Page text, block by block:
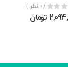
(0 نظر )
تومان